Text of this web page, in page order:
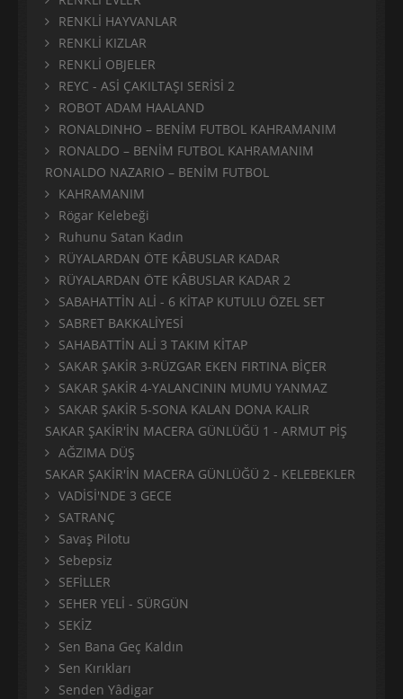
RENKLİ HAYVANLAR
RENKLİ KIZLAR
RENKLİ OBJELER
REYC - ASİ ÇAKILTAŞI SERİSİ 2
ROBOT ADAM HAALAND
RONALDINHO – BENİM FUTBOL KAHRAMANIM
RONALDO – BENİM FUTBOL KAHRAMANIM
RONALDO NAZARIO – BENİM FUTBOL
KAHRAMANIM
Rögar Kelebeği
Ruhunu Satan Kadın
RÜYALARDAN ÖTE KÂBUSLAR KADAR
RÜYALARDAN ÖTE KÂBUSLAR KADAR 2
SABAHATTİN ALİ - 6 KİTAP KUTULU ÖZEL SET
SABRET BAKKALİYESİ
SAHABATTİN ALİ 3 TAKIM KİTAP
SAKAR ŞAKİR 3-RÜZGAR EKEN FIRTINA BİÇER
SAKAR ŞAKİR 4-YALANCININ MUMU YANMAZ
SAKAR ŞAKİR 5-SONA KALAN DONA KALIR
SAKAR ŞAKİR'İN MACERA GÜNLÜĞÜ 1 - ARMUT PİŞ
AĞZIMA DÜŞ
SAKAR ŞAKİR'İN MACERA GÜNLÜĞÜ 2 - KELEBEKLER
VADİSİ'NDE 3 GECE
SATRANÇ
Savaş Pilotu
Sebepsiz
SEFİLLER
SEHER YELİ - SÜRGÜN
SEKİZ
Sen Bana Geç Kaldın
Sen Kırıkları
Senden Yâdigar